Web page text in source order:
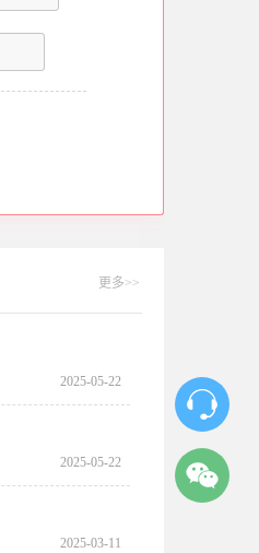
更多>>
2025-05-22
2025-05-22
2025-03-11